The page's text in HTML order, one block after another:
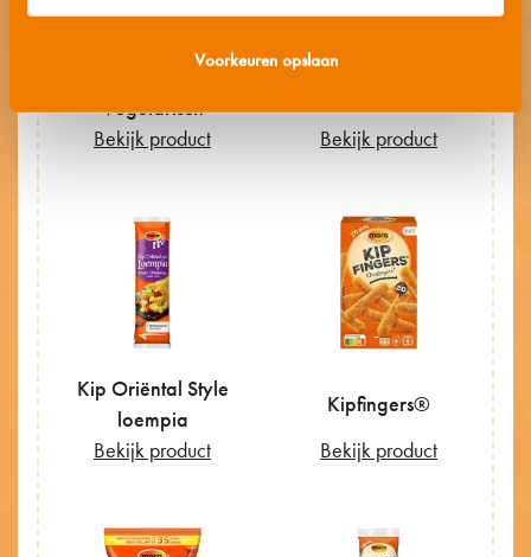
Voorkeuren opslaan
Vegetarisch
Bekijk product
Kip & Ham
Bekijk product
Kip Oriëntal Style
loempia
Bekijk product
Kipfingers®
Bekijk product